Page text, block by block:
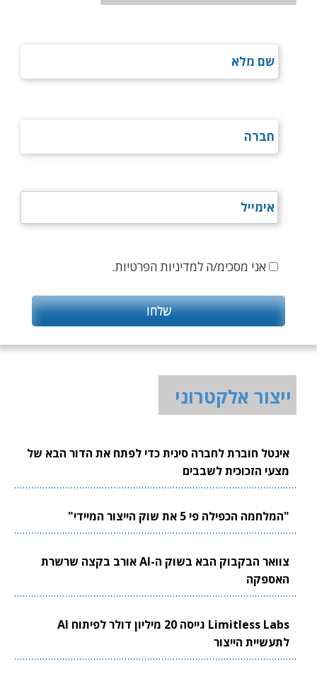
אני מסכימ/ה למדיניות הפרטיות.
ייצור אלקטרוני
אינטל חוברת לחברה סינית כדי לפתח את הדור הבא של
מצעי הזכוכית לשבבים
"המלחמה הכפילה פי 5 את שוק הייצור המיידי"
צוואר הבקבוק הבא בשוק ה-AI אורב בקצה שרשרת
האספקה
Limitless Labs גייסה 20 מיליון דולר לפיתוח AI
לתעשיית הייצור